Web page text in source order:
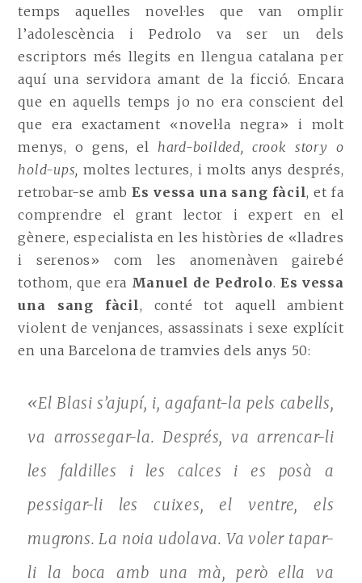
temps aquelles novel·les que van omplir
l’adolescència i Pedrolo va ser un dels
escriptors més llegits en llengua catalana per
aquí una servidora amant de la ficció. Encara
que en aquells temps jo no era conscient del
que era exactament «novel·la negra» i molt
menys, o gens, el hard-boilded, crook story o
hold-ups, moltes lectures, i molts anys després,
retrobar-se ambEs vessa una sang fàcil, et fa
comprendre el grant lector i expert en el
gènere, especialista en les històries de «lladres
i serenos» com les anomenàven gairebé
tothom, que era Manuel de Pedrolo. Es vessa
una sang fàcil, conté tot aquell ambient
violent de venjances, assassinats i sexe explícit
en una Barcelona de tramvies dels anys 50:
«El Blasi s’ajupí, i, agafant-la pels cabells,
va arrossegar-la. Després, va arrencar-li
les faldilles i les calces i es posà a
pessigar-li les cuixes, el ventre, els
mugrons. La noia udolava. Va voler tapar-
li la boca amb una mà, però ella va